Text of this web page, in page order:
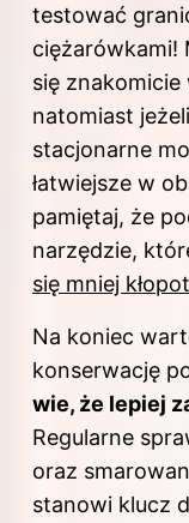
testować
ciężarówkami!
się
natomiast
stacjonarne
łatwiejsze w
pamiętaj, że
narzędzie,
się mniej
Na koniec
konserwację
wie, że lepiej
Regularne
oraz
stanowi klucz